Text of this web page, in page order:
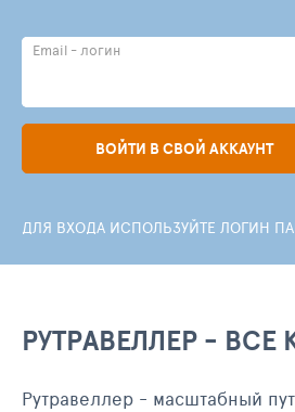
Email - логин
ВОЙТИ В СВОЙ АККАУНТ
ДЛЯ ВХОДА ИСПОЛЬЗУЙТЕ ЛОГИН
РУТРАВЕЛЛЕР -
Рутравеллер - масштабный